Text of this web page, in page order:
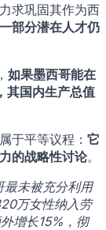
求巩固其作为西
部分潜在人才仍
如果墨西哥能在
其国内生产总值
于平等议程： 它
的战略性讨论。
最未被充分利用
万女性纳入劳
增长15%，彻